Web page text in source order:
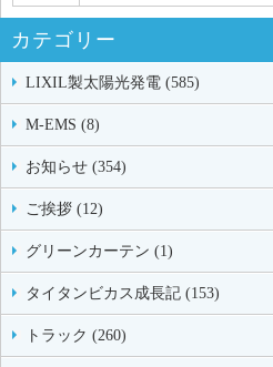
カテゴリー
LIXIL製太陽光発電 (585)
M-EMS (8)
お知らせ (354)
ご挨拶 (12)
グリーンカーテン (1)
タイタンビカス成長記 (153)
トラック (260)